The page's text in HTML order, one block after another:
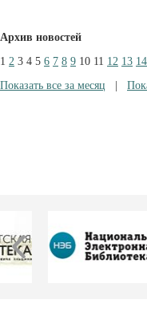
Архив новостей
1 2 3 4 5 6 7 8 9 10 11 12 13 14
Показать все за месяц